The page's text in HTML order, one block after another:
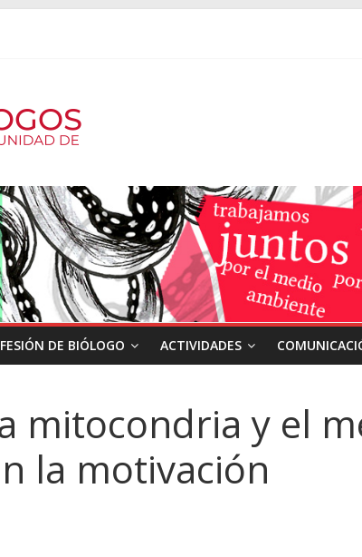
DE BIÓLOGO ACTIVIDADES
mitocondria y el
la motivación